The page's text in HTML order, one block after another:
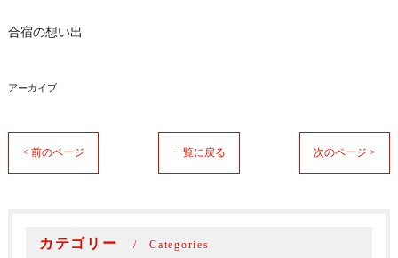
合宿の想い出
アーカイブ
< 前のページ 一覧に戻る 次のページ >
カテゴリー Categories